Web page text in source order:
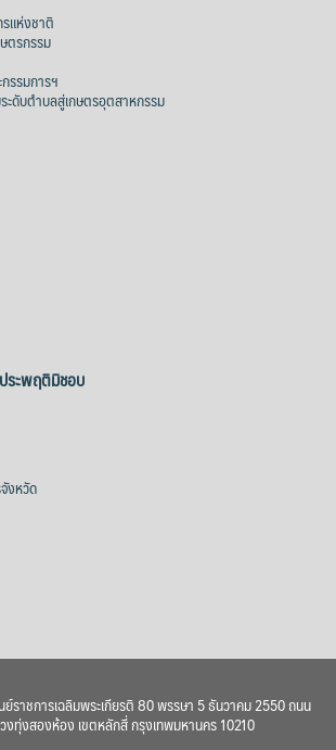
รแห่งชาติ
โครงการอ่างเก็บน้ำ
น 7,200 ล้านบาท สะท้อน
ข้อเสนอเชิงนโยบายของ
2569 คณะรัฐมนตรีมีมติ
เก็บน้ำคลองวังโตนด
วงเงิน 7,200 ล้านบาท
เนินงาน 7 ปี (พ.ศ. 2570–
มีความจุ 99.50 ล้าน
รถสนับสนุนพื้นที่
ไร่ เพิ่ม
แห่งชาติ
ตรกรรม
รรมการฯ
ดับตำบลสู่เกษตรอุตสาหกรรม
ระพฤติมิชอบ
งหวัด
ราชการเฉลิมพระเกียรติ 80 พรรษา 5 ธันวาคม 2550 ถนน
งทุ่งสองห้อง เขตหลักสี่ กรุงเทพมหานคร 10210